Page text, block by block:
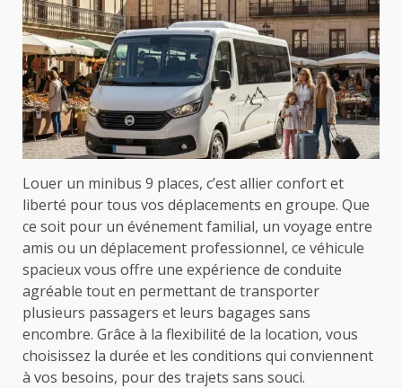
Louer un minibus 9 places, c’est allier confort et
liberté pour tous vos déplacements en groupe. Que
ce soit pour un événement familial, un voyage entre
amis ou un déplacement professionnel, ce véhicule
spacieux vous offre une expérience de conduite
agréable tout en permettant de transporter
plusieurs passagers et leurs bagages sans
encombre. Grâce à la flexibilité de la location, vous
choisissez la durée et les conditions qui conviennent
à vos besoins, pour des trajets sans souci.